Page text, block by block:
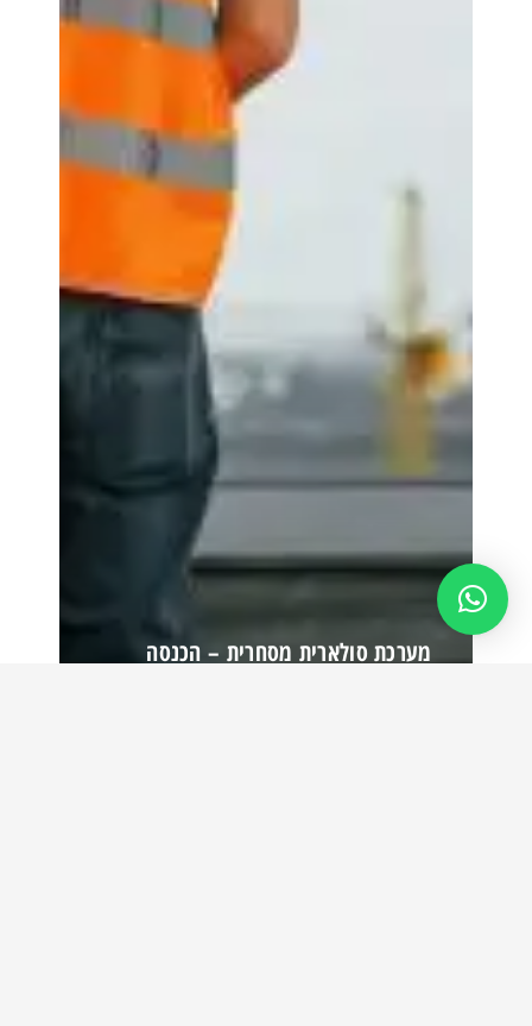
מערכת סולארית מסחרית – הכנסה